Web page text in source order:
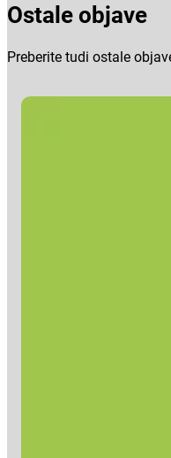
Ostale objave
Preberite tudi ostale